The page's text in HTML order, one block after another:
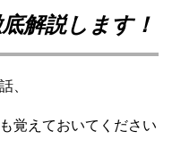
解説します！
、
覚えておいてください